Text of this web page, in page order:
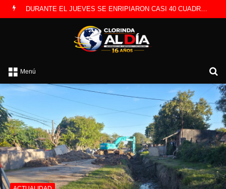
DURANTE EL JUEVES SE ENRIPIARON CASI 40 CUADRAS INFORMARON DESDE OBRAS PUBLICAS
Menú